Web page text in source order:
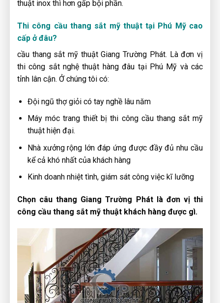
thuật inox thì hơn gấp bội phần.
Thi công cầu thang sắt mỹ thuật tại Phú Mỹ cao
cấp ở đâu?
cầu thang sắt mỹ thuật Giang Trường Phát. Là đơn vị
thi công sắt nghệ thuật hàng đâu tại Phú Mỹ và các
tỉnh lân cận. Ở chúng tôi có:
Đội ngũ thợ giỏi có tay nghề lâu năm
Máy móc trang thiết bị thi công cầu thang sắt mỹ
thuật hiện đại.
Nhà xưởng rộng lớn đáp ứng được đầy đủ nhu cầu
kể cả khó nhất của khách hàng
Kinh doanh nhiệt tình, giám sát công việc kĩ lưỡng
​Chọn câu thang Giang Trường Phát là đơn vị thi
công cầu thang sắt mỹ thuật khách hàng được gì.